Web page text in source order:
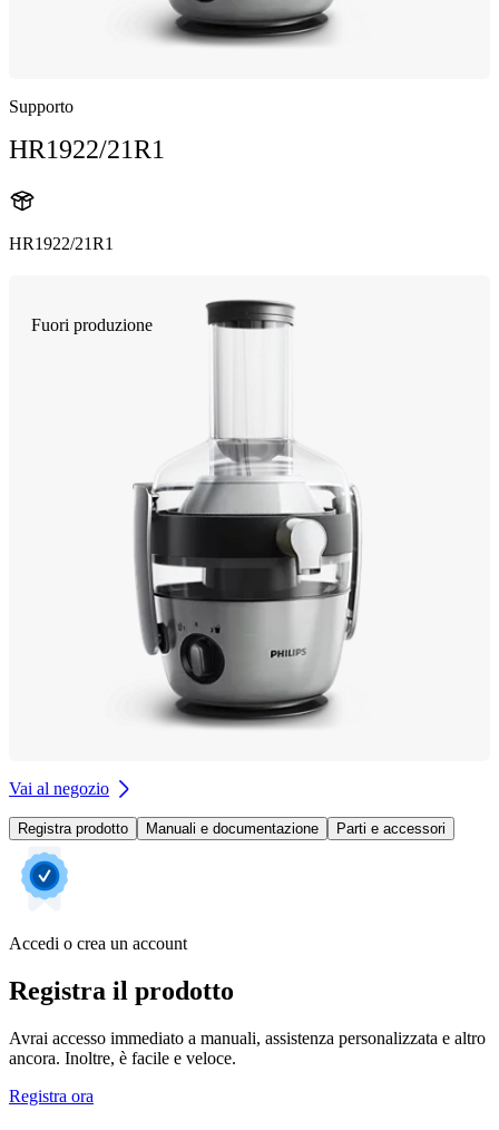
Supporto
HR1922/21R1
HR1922/21R1
Fuori produzione
Vai al negozio
Registra prodotto Manuali e documentazione Parti e accessori
Accedi o crea un account
Registra il prodotto
Avrai accesso immediato a manuali, assistenza personalizzata e altro
ancora. Inoltre, è facile e veloce.
Registra ora